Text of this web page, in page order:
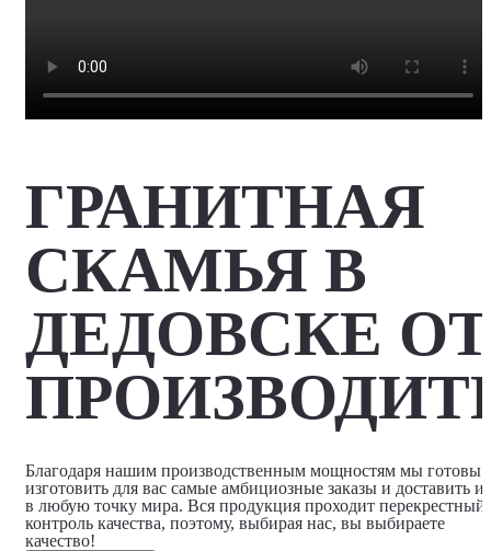
ГРАНИТНАЯ
СКАМЬЯ В
ДЕДОВСКЕ ОТ
Благодаря нашим производственным мощностям мы готовы
изготовить для вас самые амбициозные заказы и доставить
в любую точку мира. Вся продукция проходит перекрестный
контроль качества, поэтому, выбирая нас, вы выбираете
качество!